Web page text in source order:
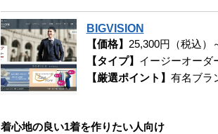
BIGVISION
【価格】 25,300円（税込）
【タイプ】 イージーオーダ
【厳選ポイント】 有名ブラ
着心地の良い1着を作りたい人向け